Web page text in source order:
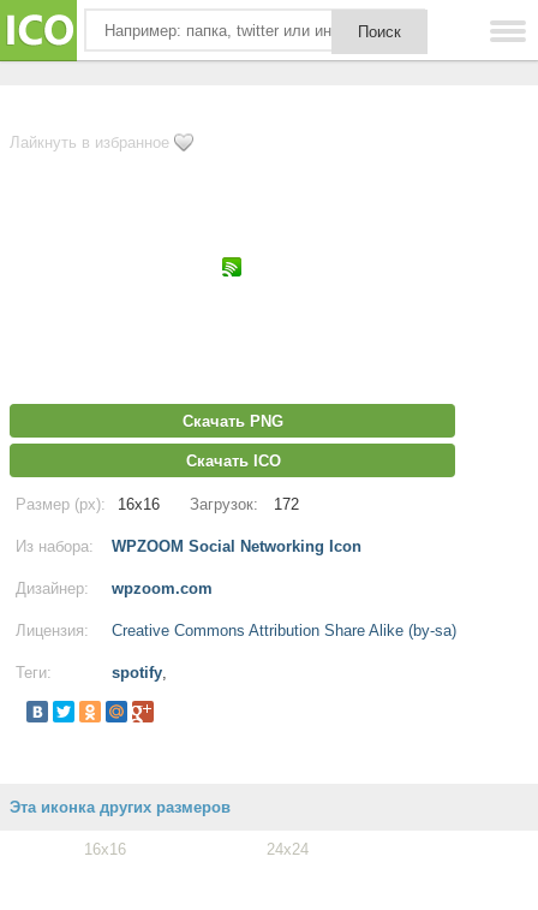
Лайкнуть в избранное
Скачать PNG
Скачать ICO
Размер (px): 16x16 Загрузок: 172
Из набора: WPZOOM Social Networking Icon
Дизайнер: wpzoom.com
Лицензия: Creative Commons Attribution Share Alike (by-sa)
Теги: spotify,
Эта иконка других размеров
16x16 24x24